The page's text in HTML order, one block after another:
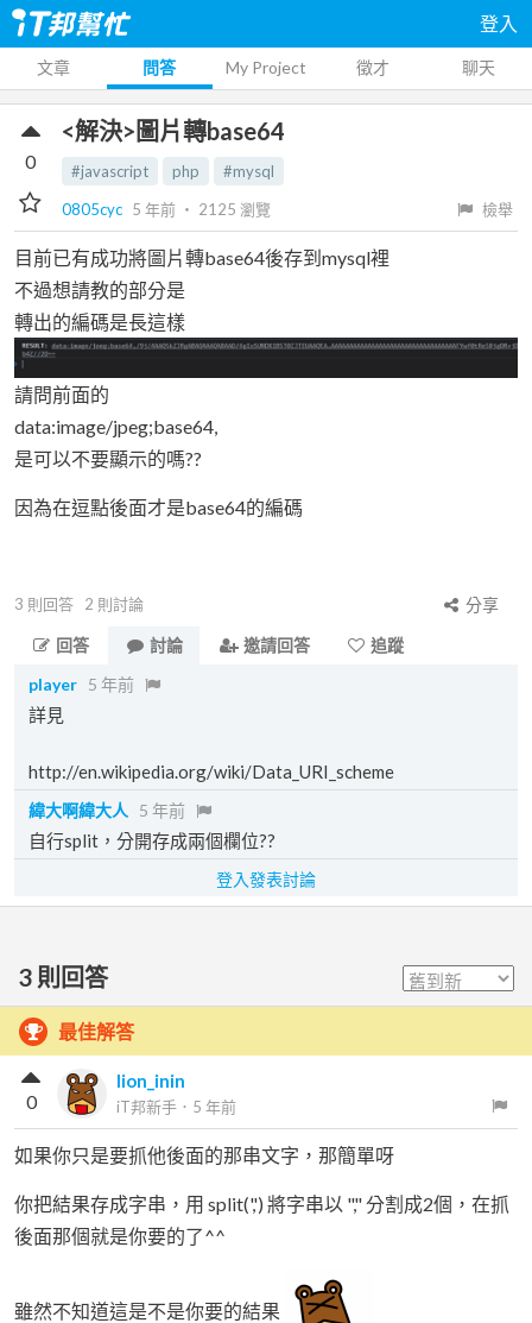
登入
文章 問答 My Project 徵才 聊天
<解決>圖片轉base64
#javascript php
#mysql
0805cyc 5 年前 ‧ 2125 瀏覽 檢舉
0
目前已有成功將圖片轉base64後存到mysql裡
不過想請教的部分是
轉出的編碼是長這樣
請問前面的
data:image/jpeg;base64,
是可以不要顯示的嗎??
因為在逗點後面才是base64的編碼
3 則回答 2 則討論
分享
回答
討論 邀請回答
追蹤
player 5 年前
詳見
http://en.wikipedia.org/wiki/Data_URI_scheme
緯大啊緯大人 5 年前
自行split，分開存成兩個欄位??
登入發表討論
3 則回答
最佳解答
lion_inin
iT邦新手 ． 5 年前
0
如果你只是要抓他後面的那串文字，那簡單呀
你把結果存成字串，用 split(',') 將字串以 "," 分割成2個，在抓
後面那個就是你要的了^^
雖然不知道這是不是你要的結果